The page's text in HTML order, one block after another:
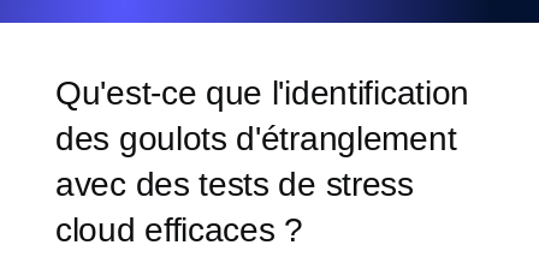
Qu'est-ce que l'identification
des goulots d'étranglement
avec des tests de stress
cloud efficaces ?